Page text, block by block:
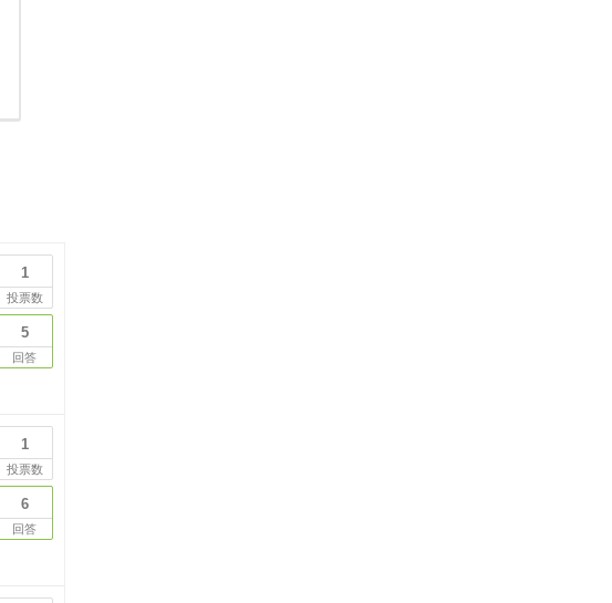
1
投票数
5
回答
1
投票数
6
回答